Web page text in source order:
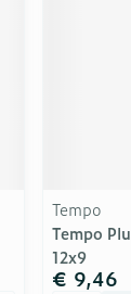
Tempo
Tempo
12x9
€ 9,46